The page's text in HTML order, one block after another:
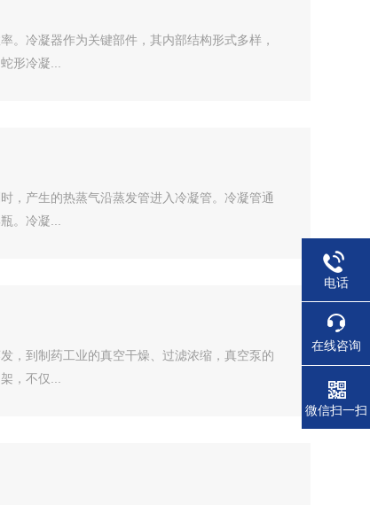
。冷凝器作为关键部件，其内部结构形式多样，
形冷凝...
，产生的热蒸气沿蒸发管进入冷凝管。冷凝管通
。冷凝...
，到制药工业的真空干燥、过滤浓缩，真空泵的
，不仅...
电话
在线咨询
微信扫一扫